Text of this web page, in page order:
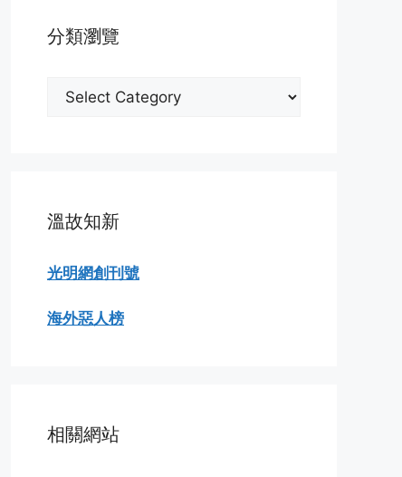
分類瀏覽
溫故知新
光明網創刊號
海外惡人榜
相關網站